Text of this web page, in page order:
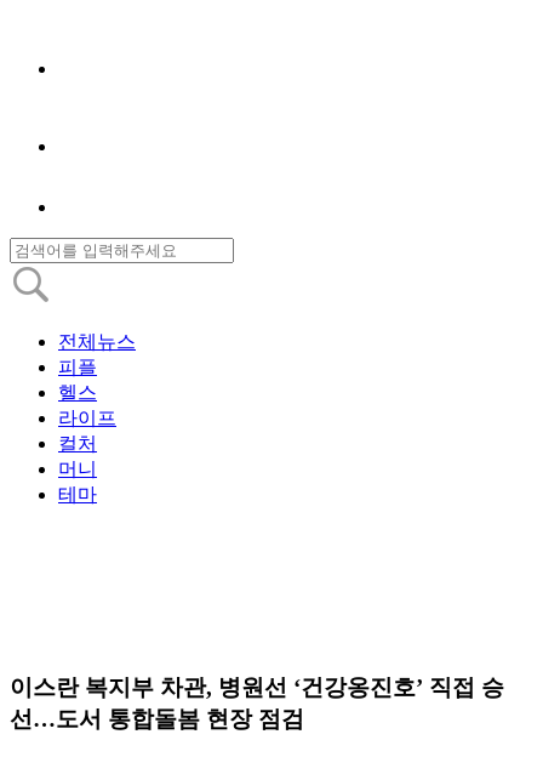
전체뉴스
피플
헬스
라이프
컬처
머니
테마
이스란 복지부 차관, 병원선 ‘건강옹진호’ 직접 승
선…도서 통합돌봄 현장 점검